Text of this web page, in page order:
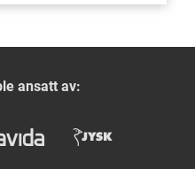
ansatt av: